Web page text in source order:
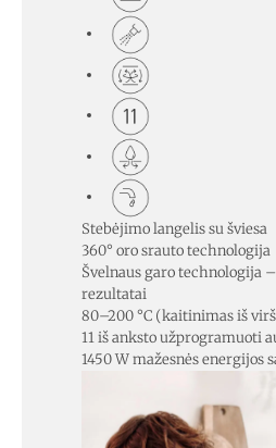
Stebėjimo langelis su šviesa
360° oro srauto technologija
Švelnaus garo technologija
rezultatai
80–200 °C (kaitinimas iš
11 iš anksto užprogramuoti
1450 W mažesnės energijos